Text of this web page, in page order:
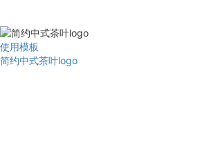
使用模板
简约中式茶叶logo